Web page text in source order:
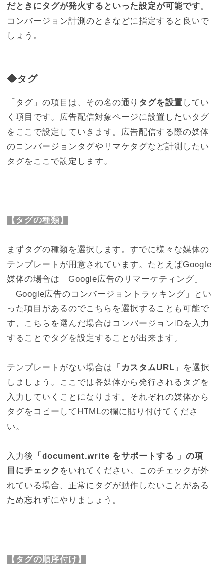
だときにタグが発火するといった設定が可能です。
コンバージョン計測のときなどに指定すると良いで
しょう。
◆タグ
「タグ」の項目は、その名の通り タグを設置 してい
く項目です。広告配信対象ページに設置したいタグ
をここで設定していきます。広告配信する際の媒体
のコンバージョンタグやリマケタグなど計測したい
タグをここで設定します。
【タグの種類】
まずタグの種類を選択します。すでに様々な媒体の
テンプレートが用意されています。たとえばGoogle
媒体の場合は「Google広告のリマーケティング」
「Google広告のコンバージョントラッキング」とい
った項目があるのでこちらを選択することも可能で
す。こちらを選んだ場合はコンバージョンIDを入力
することでタグを設定することが出来ます。
テンプレートがない場合は「 カスタムURL 」を選択
しましょう。ここでは各媒体から発行されるタグを
入力していくことになります。それぞれの媒体から
タグをコピーしてHTMLの欄に貼り付けてくださ
い。
入力後 「document.write をサポートする
」の項
目にチェック をいれてください。このチェックが外
れている場合、正常にタグが動作しないことがある
ため忘れずにやりましょう。
【タグの順序付け】